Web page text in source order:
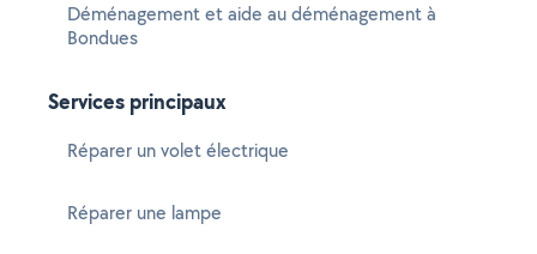
Déménagement et aide au déménagement à
Bondues
Services principaux
Réparer un volet électrique
Réparer une lampe